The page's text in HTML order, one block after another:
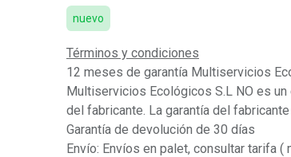
nuevo
Términos y condiciones
12 meses de garantía Multiservicios
Multiservicios Ecológicos S.L NO es
del fabricante. La garantía del
Garantía de devolución de 30 días
Envío: Envíos en palet, consultar tarifa (